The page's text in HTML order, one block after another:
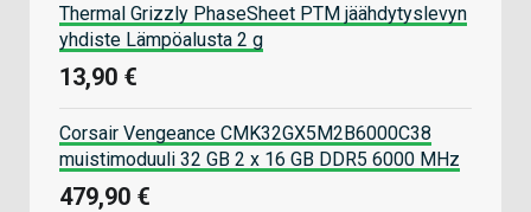
Thermal Grizzly PhaseSheet PTM jäähdytyslevyn
yhdiste Lämpöalusta 2 g
13,90 €
Corsair Vengeance CMK32GX5M2B6000C38
muistimoduuli 32 GB 2 x 16 GB DDR5 6000 MHz
479,90 €